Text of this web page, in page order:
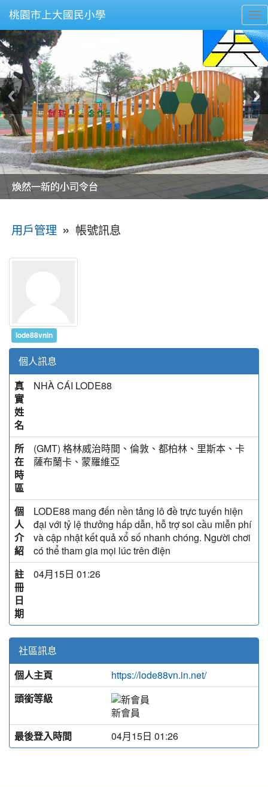
桃園市上大國民小學
美麗的操場是我們活力的來源
美麗的操場是我們活力的來源
煥然一新的小司令台
煥然一新的小司令台
富含桃園埤塘田園風光意象的中廊
富含桃園埤塘田園風光意象的中廊
嶄新的中庭廣場
嶄新的中庭廣場
水生池生生不息
水生池生生不息
用戶管理 » 帳號訊息
lode88vnin
個人訊息
真
實
姓
名
NHÀ CÁI LODE88
所
在
時
區
(GMT) 格林威治時間、倫敦、都柏林、里斯本、卡
薩布蘭卡、蒙羅維亞
個
人
介
紹
LODE88 mang đến nền tảng lô đề trực tuyến hiện
đại với tỷ lệ thưởng hấp dẫn, hỗ trợ soi cầu miễn phí
và cập nhật kết quả xổ số nhanh chóng. Người chơi
có thể tham gia mọi lúc trên điện
註
冊
日
期
04月15日 01:26
社區訊息
個人主頁
https://lode88vn.in.net/
頭銜等級
新會員
最後登入時間
04月15日 01:26